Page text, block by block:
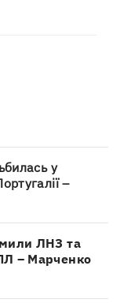
у
–
ЛНЗ та
– Марченко